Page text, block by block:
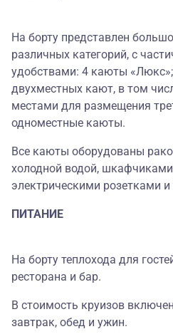
На борту представлен
различных категорий, с
удобствами: 4 каюты
двухместных кают, в том
местами для размещения
одноместные каюты.
Все каюты оборудованы
холодной водой,
электрическими розетками
ПИТАНИЕ
На борту теплохода для
ресторана и бар.
В стоимость круизов
завтрак, обед и ужин.